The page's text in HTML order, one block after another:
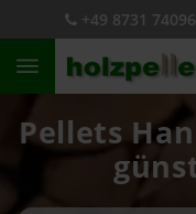
+49 8731
Pellets